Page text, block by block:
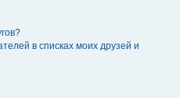
в списках моих друзей и